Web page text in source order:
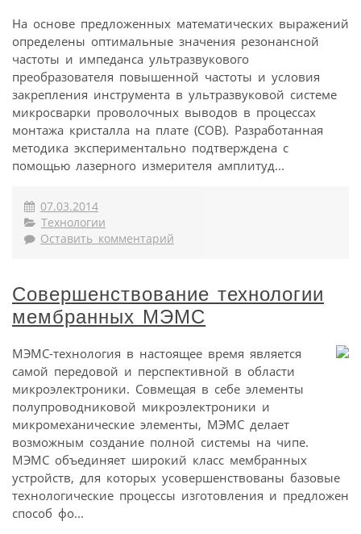
На основе предложенных математических выражений
определены оптимальные значения резонансной
частоты и импеданса ультразвукового
преобразователя повышенной частоты и условия
закрепления инструмента в ультразвуковой системе
микросварки проволочных выводов в процессах
монтажа кристалла на плате (COB). Разработанная
методика экспериментально подтверждена с
помощью лазерного измерителя амплитуд...
07.03.2014
Технологии
Оставить комментарий
Совершенствование технологии
мембранных МЭМС
MЭМС-технология в настоящее время является
самой передовой и перспективной в области
микроэлектроники. Совмещая в себе элементы
полупроводниковой микроэлектроники и
микромеханические элементы, МЭМС делает
возможным создание полной системы на чипе.
МЭМС объединяет широкий класс мембранных
устройств, для которых усовершенствованы базовые
технологические процессы изготовления и предложен
способ фо...